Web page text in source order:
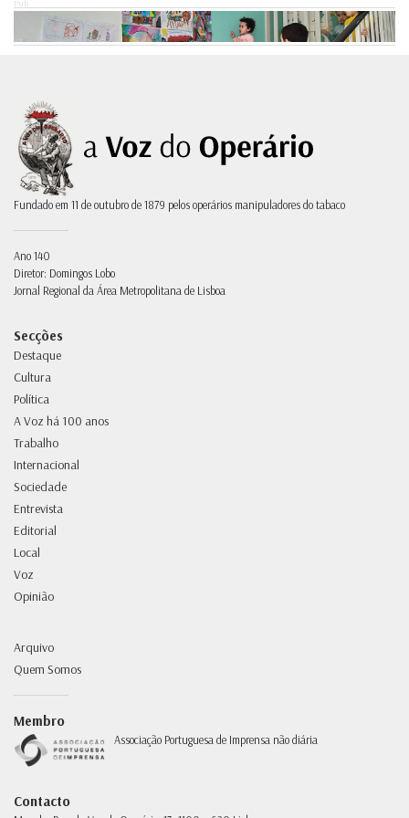
Pub.
Fundado em 11 de outubro de 1879 pelos operários manipuladores do tabaco
Ano 140
Diretor: Domingos Lobo
Jornal Regional da Área Metropolitana de Lisboa
Secções
Destaque
Cultura
Política
A Voz há 100 anos
Trabalho
Internacional
Sociedade
Entrevista
Editorial
Local
Voz
Opinião
Arquivo
Quem Somos
Membro
Associação Portuguesa de Imprensa não diária
Contacto